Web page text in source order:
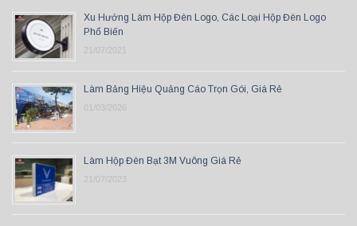
Xu Hướng Làm Hộp Đèn Logo, Các Loại Hộp Đèn Logo
Phổ Biến
21/07/2021
Làm Bảng Hiệu Quảng Cáo Trọn Gói, Giá Rẻ
01/03/2026
Làm Hộp Đèn Bạt 3M Vuông Giá Rẻ
21/07/2023